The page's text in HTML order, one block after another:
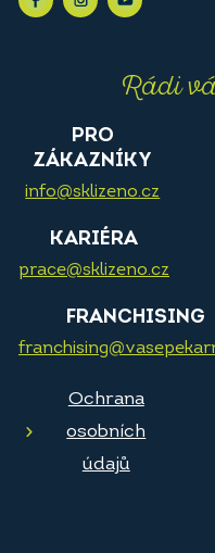
Rádi
PRO
ZÁKAZNÍKY
info@sklizeno.cz
KARIÉRA
prace@sklizeno.cz
FRANCHISING
Ochrana
osobních
údajů